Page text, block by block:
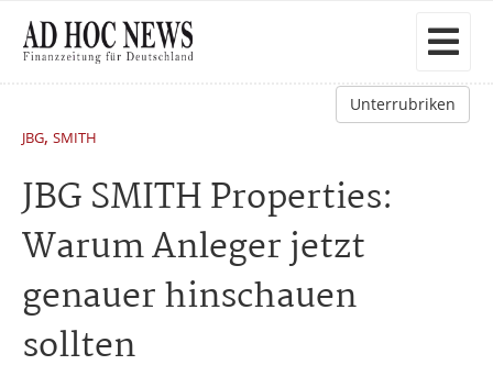
Unterrubriken
JBG, SMITH
JBG SMITH Properties:
Warum Anleger jetzt
genauer hinschauen
sollten